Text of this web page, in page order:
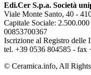
Edi.Cer S.p.a. Società
Viale Monte Santo, 40 -
Capitale Sociale:
00853700367
Iscrizione al Registro delle
tel. +39 0536 804585 - fax
© Ceramica.info, All Rights